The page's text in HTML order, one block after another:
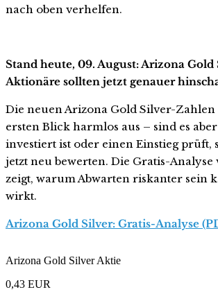
nach oben verhelfen.
Stand heute, 09. August: Arizona Gold
Aktionäre sollten jetzt genauer
Die neuen Arizona Gold Silver-Zahlen
ersten Blick harmlos aus – sind es
investiert ist oder einen Einstieg prüft,
jetzt neu bewerten. Die Gratis-Analyse
zeigt, warum Abwarten riskanter sein
wirkt.
Arizona Gold Silver: Gratis-Analyse
Arizona Gold Silver Aktie
0,43 EUR